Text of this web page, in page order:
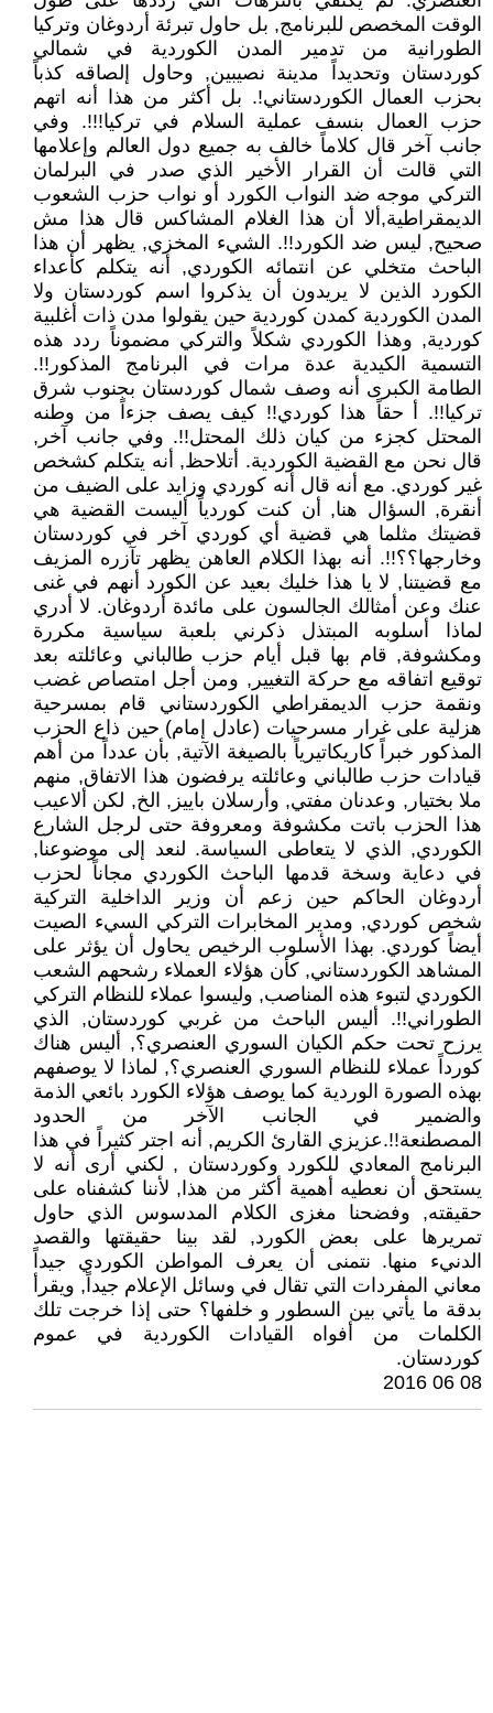
الوقت المخصص للبرنامج, بل حاول تبرئة أردوغان وتركيا
الطورانية من تدمير المدن الكوردية في شمالي
كوردستان وتحديداً مدينة نصيبين, وحاول إلصاقه كذباً
بحزب العمال الكوردستاني!. بل أكثر من هذا أنه اتهم
حزب العمال بنسف عملية السلام في تركيا!!!. وفي
جانب آخر قال كلاماً خالف به جميع دول العالم وإعلامها
التي قالت أن القرار الأخير الذي صدر في البرلمان
التركي موجه ضد النواب الكورد أو نواب حزب الشعوب
الديمقراطية,ألا أن هذا الغلام المشاكس قال هذا مش
صحيح, ليس ضد الكورد!!. الشيء المخزي, يظهر أن هذا
الباحث متخلي عن انتمائه الكوردي, أنه يتكلم كأعداء
الكورد الذين لا يريدون أن يذكروا اسم كوردستان ولا
المدن الكوردية كمدن كوردية حين يقولوا مدن ذات أغلبية
كوردية, وهذا الكوردي شكلاً والتركي مضموناً ردد هذه
التسمية الكيدية عدة مرات في البرنامج المذكور!!.
الطامة الكبرى أنه وصف شمال كوردستان بجنوب شرق
تركيا!!. أ حقاً هذا كوردي!! كيف يصف جزءاً من وطنه
المحتل كجزء من كيان ذلك المحتل!!. وفي جانب آخر,
قال نحن مع القضية الكوردية. أتلاحظ, أنه يتكلم كشخص
غير كوردي. مع أنه قال أنه كوردي وزايد على الضيف من
أنقرة, السؤال هنا, أن كنت كوردياً أليست القضية هي
قضيتك مثلما هي قضية أي كوردي آخر في كوردستان
وخارجها؟؟!!. أنه بهذا الكلام العاهن يظهر تآزره المزيف
مع قضيتنا, لا يا هذا خليك بعيد عن الكورد أنهم في غنى
عنك وعن أمثالك الجالسون على مائدة أردوغان. لا أدري
لماذا أسلوبه المبتذل ذكرني بلعبة سياسية مكررة
ومكشوفة, قام بها قبل أيام حزب طالباني وعائلته بعد
توقيع اتفاقه مع حركة التغيير, ومن أجل امتصاص غضب
ونقمة حزب الديمقراطي الكوردستاني قام بمسرحية
هزلية على غرار مسرحيات (عادل إمام) حين ذاع الحزب
المذكور خبراً كاريكاتيرياً بالصيغة الآتية, بأن عدداً من أهم
قيادات حزب طالباني وعائلته يرفضون هذا الاتفاق, منهم
ملا بختيار, وعدنان مفتي, وأرسلان باييز, الخ, لكن ألاعيب
هذا الحزب باتت مكشوفة ومعروفة حتى لرجل الشارع
الكوردي, الذي لا يتعاطى السياسة. لنعد إلى موضوعنا,
في دعاية وسخة قدمها الباحث الكوردي مجاناً لحزب
أردوغان الحاكم حين زعم أن وزير الداخلية التركية
شخص كوردي, ومدير المخابرات التركي السيء الصيت
أيضاً كوردي. بهذا الأسلوب الرخيص يحاول أن يؤثر على
المشاهد الكوردستاني, كأن هؤلاء العملاء رشحهم الشعب
الكوردي لتبوء هذه المناصب, وليسوا عملاء للنظام التركي
الطوراني!!. أليس الباحث من غربي كوردستان, الذي
يرزح تحت حكم الكيان السوري العنصري؟, أليس هناك
كورداً عملاء للنظام السوري العنصري؟, لماذا لا يوصفهم
بهذه الصورة الوردية كما يوصف هؤلاء الكورد بائعي الذمة
والضمير في الجانب الآخر من الحدود
المصطنعة!!.عزيزي القارئ الكريم, أنه اجتر كثيراً في هذا
البرنامج المعادي للكورد وكوردستان , لكني أرى أنه لا
يستحق أن نعطيه أهمية أكثر من هذا, لأننا كشفناه على
حقيقته, وفضحنا مغزى الكلام المدسوس الذي حاول
تمريرها على بعض الكورد, لقد بينا حقيقتها والقصد
الدنيء منها. نتمنى أن يعرف المواطن الكوردي جيداً
معاني المفردات التي تقال في وسائل الإعلام جيداً, ويقرأ
بدقة ما يأتي بين السطور و خلفها؟ حتى إذا خرجت تلك
الكلمات من أفواه القيادات الكوردية في عموم
كوردستان.
08 06 2016